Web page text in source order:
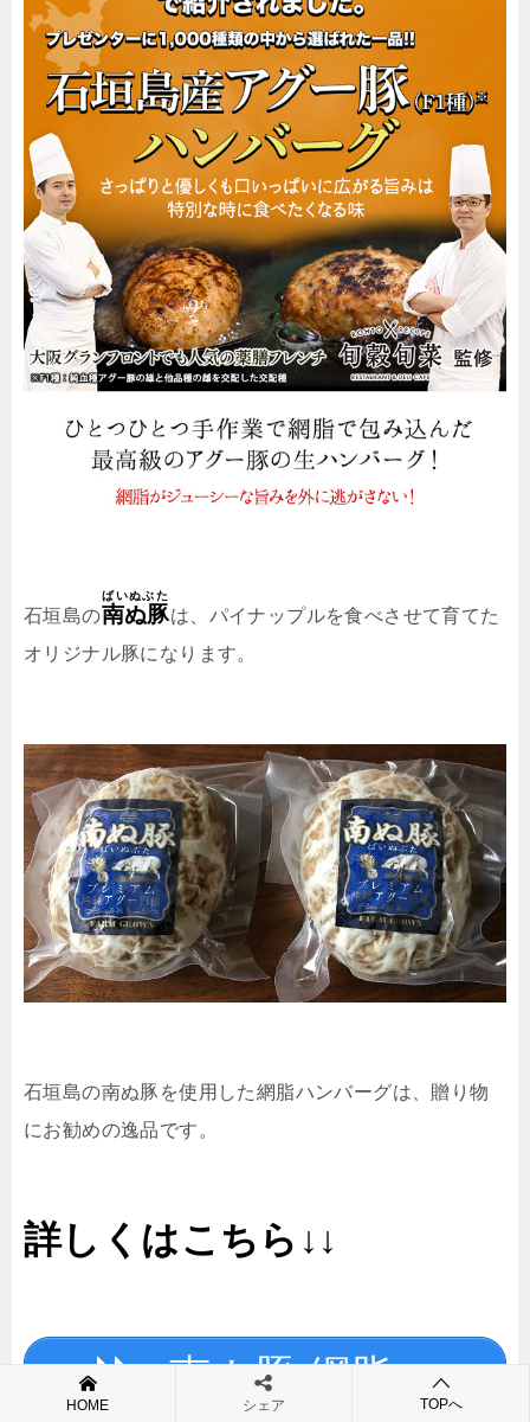
石垣島の南ぬ豚
ばいぬぶた
は、パイナップルを食べさせて育てた
オリジナル豚になります。
石垣島の南ぬ豚を使用した網脂ハンバーグは、贈り物
にお勧めの逸品です。
詳しくはこちら↓↓
南ぬ豚 網脂ハ
HOME シェア TOPへ